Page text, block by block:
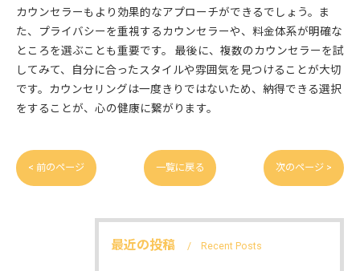
カウンセラーもより効果的なアプローチができるでしょう。ま
た、プライバシーを重視するカウンセラーや、料金体系が明確な
ところを選ぶことも重要です。 最後に、複数のカウンセラーを試
してみて、自分に合ったスタイルや雰囲気を見つけることが大切
です。カウンセリングは一度きりではないため、納得できる選択
をすることが、心の健康に繋がります。
< 前のページ 一覧に戻る 次のページ >
最近の投稿 Recent Posts